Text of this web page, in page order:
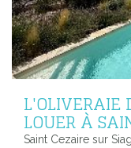
L'OLIVERAIE
LOUER À
Saint Cezaire sur